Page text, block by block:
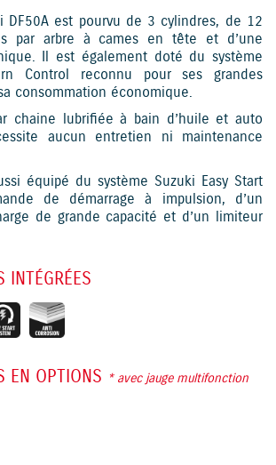
DF50A est pourvu de 3 cylindres, de 12
par arbre à cames en tête et d’une
Il est également doté du système
Control reconnu pour ses grandes
consommation économique.
chaine lubrifiée à bain d’huile et auto
aucun entretien ni maintenance
équipé du système Suzuki Easy Start
de démarrage à impulsion, d’un
de grande capacité et d’un limiteur
INTÉGRÉES
EN OPTIONS * avec jauge multifonction